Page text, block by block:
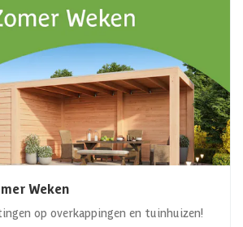
Weken
op overkappingen en tuinhuizen!